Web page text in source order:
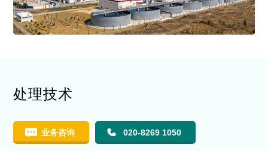
处理技术
业务咨询 020-8269 1050